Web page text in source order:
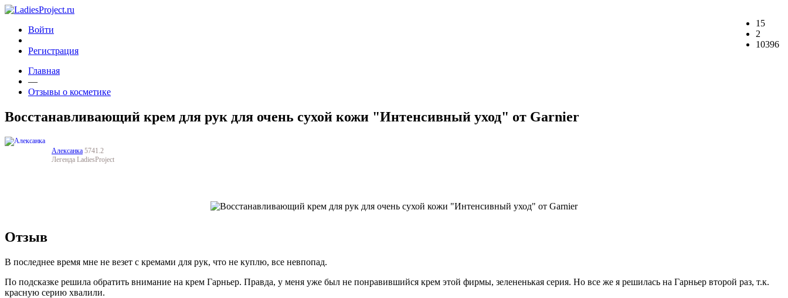
Войти
Регистрация
Главная
—
Отзывы о косметике
Восстанавливающий крем для рук для очень сухой кожи "Интенсивный уход" от Garnier
Алексанка 5741.2
Легенда LadiesProject
15
2
10396
Отзыв
В последнее время мне не везет с кремами для рук, что не куплю, все невпопад.
По подсказке решила обратить внимание на крем Гарньер. Правда, у меня уже был не понравившийся крем этой фирмы, зелененькая серия. Но все же я решилась на Гарньер второй раз, т.к.
красную серию хвалили.